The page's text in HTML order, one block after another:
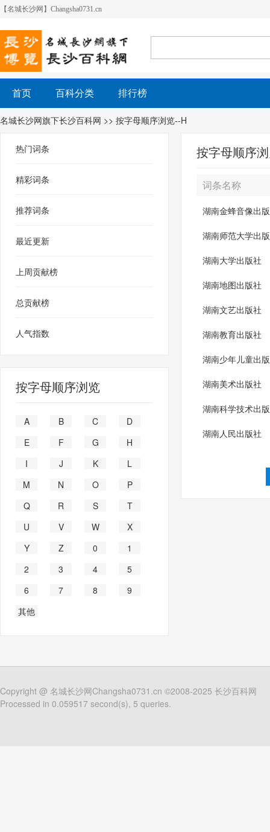
【名城长沙网】Changsha0731.cn
首页 百科分类 排行榜
名城长沙网旗下长沙百科网 >> 按字母顺序浏览--H
按字母顺序
词条名称
湖南金蜂音像出
湖南师范大学出
湖南大学出版社
湖南地图出版社
湖南文艺出版社
湖南教育出版社
湖南少年儿童出
湖南美术出版社
湖南科学技术出
湖南人民出版社
热门词条
精彩词条
推荐词条
最近更新
上周贡献榜
总贡献榜
人气指数
按字母顺序浏览
A B C
D
E
F G
H
I
J K
L
M
N O
P
Q
R S
T
U
V W
X
Y
Z 0
1
2
3 4
5
6
7 8
9
其他
Copyright @ 名城长沙网Changsha0731.cn ©2008-2025 长沙百科网
Processed in 0.059517 second(s), 5 queries.